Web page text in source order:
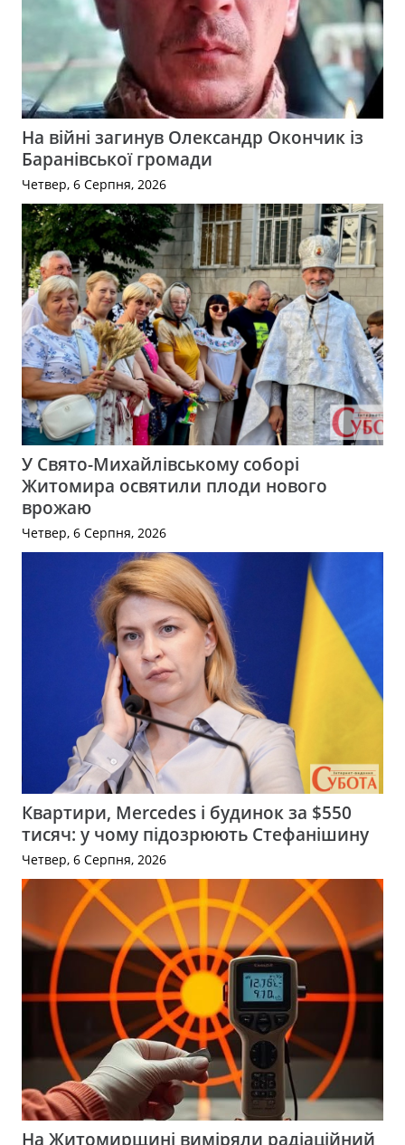
На війні загинув Олександр Окончик із
Баранівської громади
Четвер, 6 Серпня, 2026
У Свято-Михайлівському соборі
Житомира освятили плоди нового
врожаю
Четвер, 6 Серпня, 2026
Квартири, Mercedes і будинок за $550
тисяч: у чому підозрюють Стефанішину
Четвер, 6 Серпня, 2026
На Житомирщині виміряли радіаційний